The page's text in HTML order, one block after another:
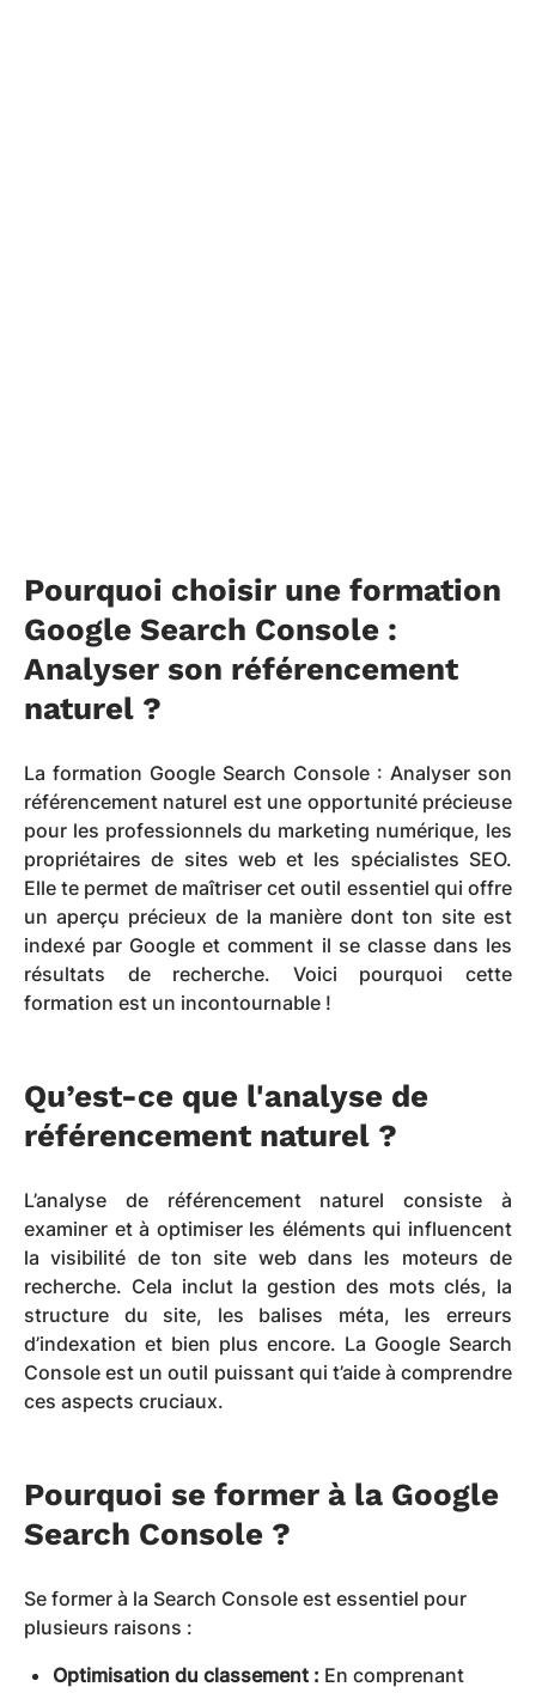
Pourquoi choisir une formation
Google Search Console :
Analyser son référencement
naturel ?
La formation Google Search Console : Analyser son
référencement naturel est une opportunité précieuse
pour les professionnels du marketing numérique, les
propriétaires de sites web et les spécialistes SEO.
Elle te permet de maîtriser cet outil essentiel qui offre
un aperçu précieux de la manière dont ton site est
indexé par Google et comment il se classe dans les
résultats de recherche. Voici pourquoi cette
formation est un incontournable !
Qu’est-ce que l'analyse de
référencement naturel ?
L’analyse de référencement naturel consiste à
examiner et à optimiser les éléments qui influencent
la visibilité de ton site web dans les moteurs de
recherche. Cela inclut la gestion des mots clés, la
structure du site, les balises méta, les erreurs
d’indexation et bien plus encore. La Google Search
Console est un outil puissant qui t’aide à comprendre
ces aspects cruciaux.
Pourquoi se former à la Google
Search Console ?
Se former à la Search Console est essentiel pour
plusieurs raisons :
Optimisation du classement : En comprenant